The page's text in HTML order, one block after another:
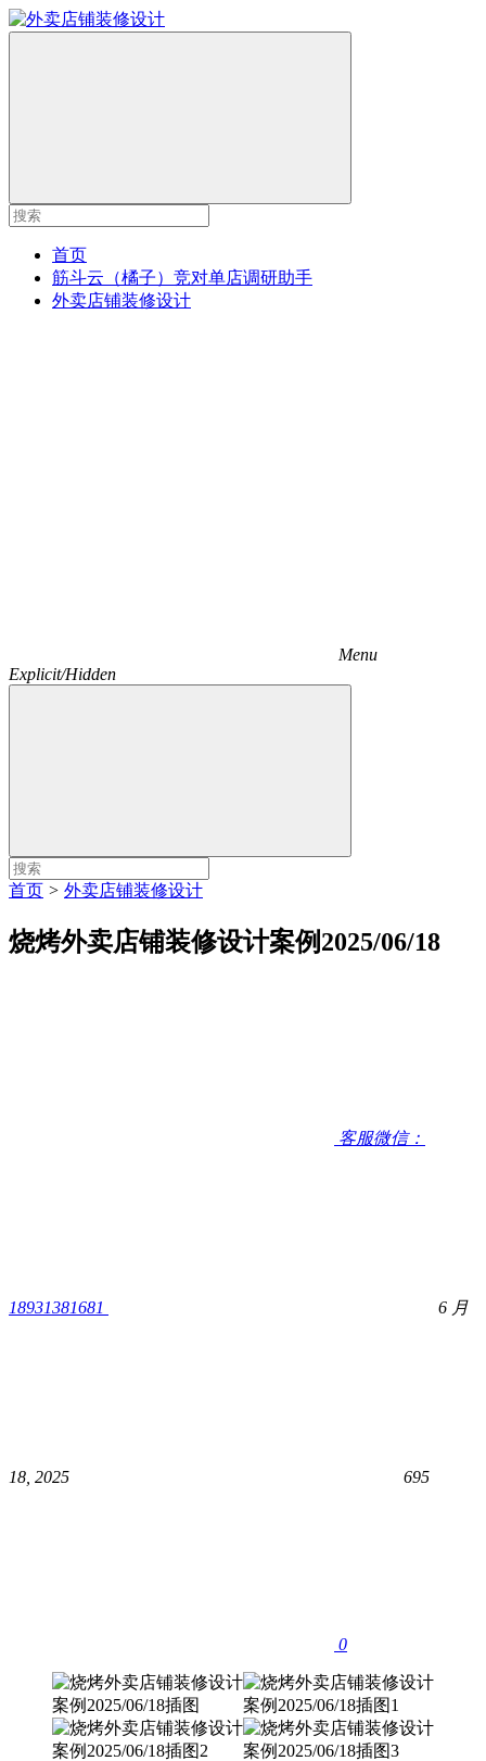
首页
筋斗云（橘子）竞对单店调研助手
外卖店铺装修设计
Menu
Explicit/Hidden
首页 > 外卖店铺装修设计
烧烤外卖店铺装修设计案例2025/06/18
客服微信：
18931381681 6 月
18, 2025 695
0